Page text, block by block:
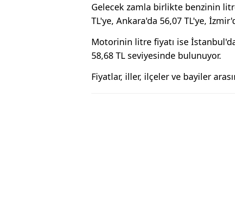
Gelecek zamla birlikte benzinin
TL'ye, Ankara'da 56,07 TL'ye,
Motorinin litre fiyatı ise
58,68 TL seviyesinde bulunuyor.
Fiyatlar, iller, ilçeler ve bayiler